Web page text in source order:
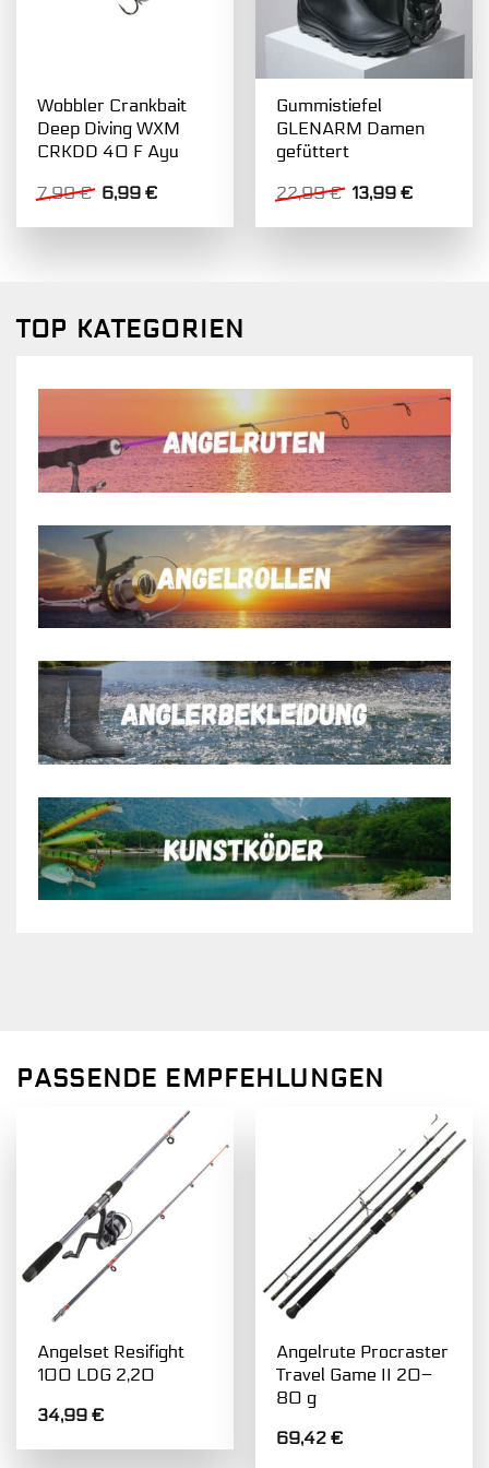
Wobbler Crankbait
Deep Diving WXM
CRKDD 40 F Ayu
7,99€ Ursprünglicher
war:
6,99€Aktueller
ist:
Gummistiefel
GLENARM Damen
gefüttert
22,99€ Ursprünglicher
war:
13,99€Aktueller
ist:
TOP KATEGORIEN
PASSENDE EMPFEHLUNGEN
Angelset Resifight
100 LDG 2,20
34,99€
Angelrute Procraster
Travel Game II 20–
80 g
69,42€